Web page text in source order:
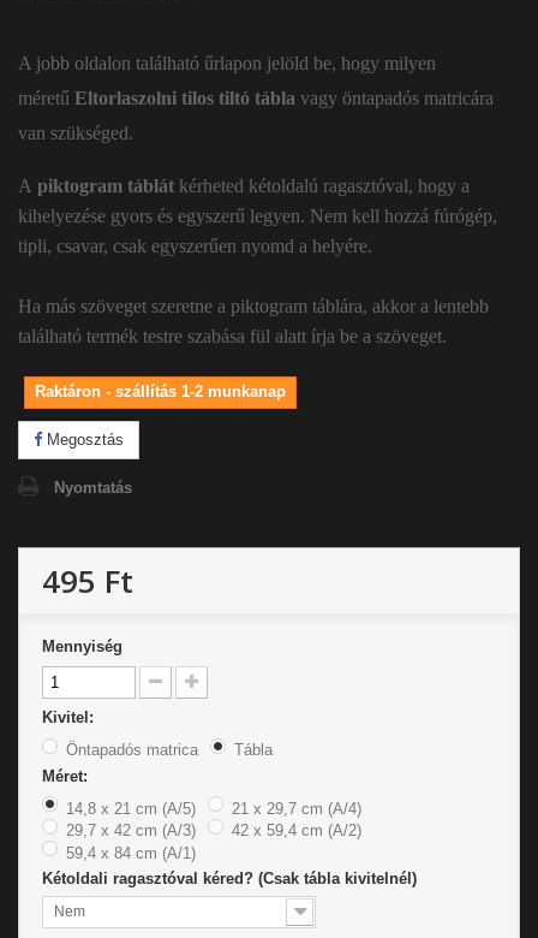
A jobb oldalon található űrlapon jelöld be, hogy milyen
méretű Eltorlaszolni tilos tiltó tábla vagy öntapadós matricára
van szükséged.
A piktogram táblát kérheted kétoldalú ragasztóval, hogy a
kihelyezése gyors és egyszerű legyen. Nem kell hozzá fúrógép,
tipli, csavar, csak egyszerűen nyomd a helyére.
Ha más szöveget szeretne a piktogram táblára, akkor a lentebb
található termék testre szabása fül alatt írja be a szöveget.
Raktáron - szállítás 1-2 munkanap
Megosztás
Nyomtatás
495 Ft
Mennyiség
Kivitel:
Öntapadós matrica
Tábla
Méret:
14,8 x 21 cm (A/5)
21 x 29,7 cm (A/4)
29,7 x 42 cm (A/3)
42 x 59,4 cm (A/2)
59,4 x 84 cm (A/1)
Kétoldali ragasztóval kéred? (Csak tábla kivitelnél)
Nem